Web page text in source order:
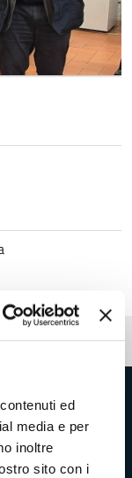
ed
media e per
inoltre
sito con i